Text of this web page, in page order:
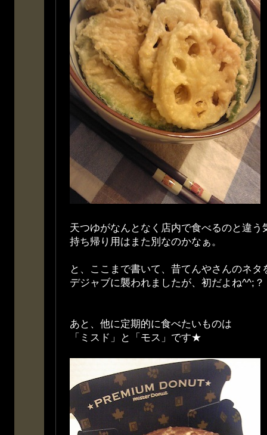
天つゆがなんとなく店内で食べるのと違う
持ち帰り用はまた別なのかなぁ。
と、ここまで書いて、昔てんやさんのネ
デジャブに襲われましたが、初だよね^^;？
あと、他に定期的に食べたいものは
「ミスド」と「モス」です★